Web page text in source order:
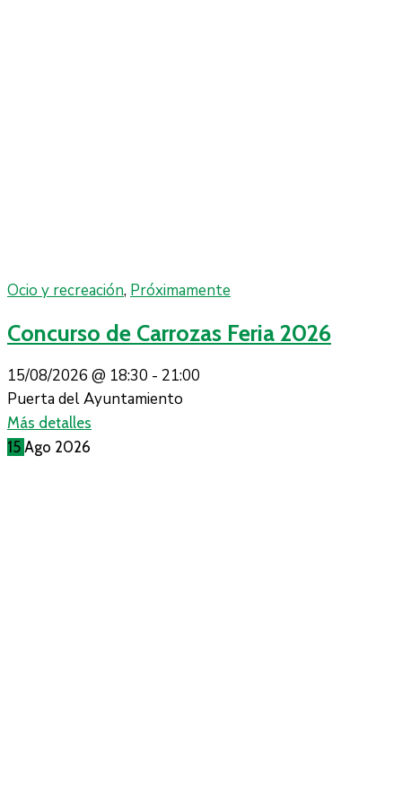
Ocio y recreación, Próximamente
Concurso de Carrozas Feria 2026
15/08/2026 @ 18:30 - 21:00
Puerta del Ayuntamiento
Más detalles
15 Ago 2026